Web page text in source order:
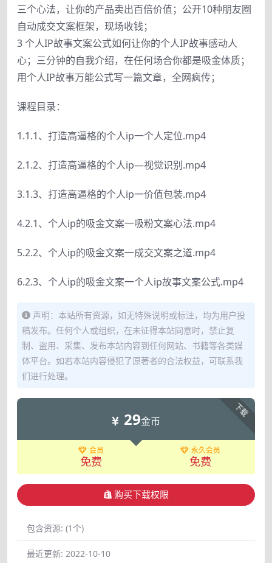
三个心法，让你的产品卖出百倍价值；公开10种朋友圈
自动成交文案框架，现场收钱；
3 个人IP故事文案公式如何让你的个人IP故事感动人
心；三分钟的自我介绍，在任何场合你都是吸金体质；
用个人IP故事万能公式写一篇文章，全网疯传；
课程目录：
1.1.1、打造高逼格的个人ip一个人定位.mp4
2.1.2、打造高逼格的个人ip—视觉识别.mp4
3.1.3、打造高逼格的个人ip一价值包装.mp4
4.2.1、个人ip的吸金文案一吸粉文案心法.mp4
5.2.2、个人ip的吸金文案一成交文案之道.mp4
6.2.3、个人ip的吸金文案一个人ip故事文案公式.mp4
声明：本站所有资源，如无特殊说明或标注，均为用户投
稿发布。任何个人或组织，在未征得本站同意时，禁止复
制、盗用、采集、发布本站内容到任何网站、书籍等各类媒
体平台。如若本站内容侵犯了原著者的合法权益，可联系我
们进行处理。
下载
29金币
会员
免费
永久会员
免费
购买下载权限
包含资源: (1个)
最近更新: 2022-10-10